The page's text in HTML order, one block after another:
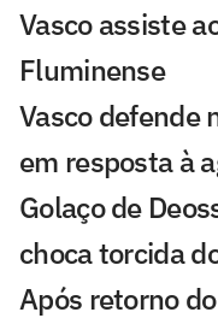
Vasco assiste
Fluminense
Vasco defende
em resposta à
Golaço de
choca torcida
Após retorno